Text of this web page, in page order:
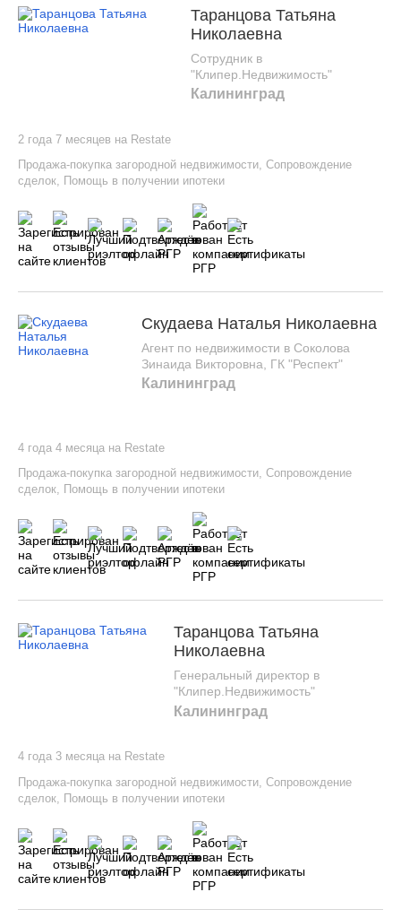
Таранцова Татьяна
Николаевна
Сотрудник в
"Клипер.Недвижимость"
Калининград
2 года 7 месяцев на Restate
Продажа-покупка загородной недвижимости Сопровождение
сделок
Помощь в получении ипотеки
Скудаева Наталья Николаевна
Агент по недвижимости в Соколова
Зинаида Викторовна, ГК "Респект"
Калининград
4 года 4 месяца на Restate
Продажа-покупка загородной недвижимости, Сопровождение
сделок, Помощь в получении ипотеки
Таранцова Татьяна
Николаевна
Генеральный директор в
"Клипер.Недвижимость"
Калининград
4 года 3 месяца на Restate
Продажа-покупка загородной недвижимости Сопровождение
сделок Помощь в получении ипотеки